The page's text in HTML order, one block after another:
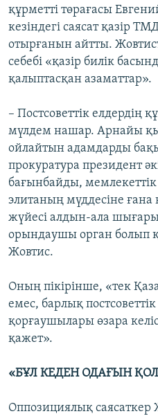
құрметті төрағасы
кезіндегі саясат қазір
отырғанын айтты.
себебі «қазір билік
қалыптасқан азаматтар».
– Постсоветтік елдердің
мүлдем нашар. Арнайы
ойлайтын адамдарды
прокуратура президент
бағынбайды,
элитаның мүддесіне ғана
жүйесі алдын-ала
орындаушы орган болып
Жовтис.
Оның пікірінше, «тек
емес, барлық
қорғаушылары өзара
қажет».
«БҰЛ КЕДЕН ОДАҒЫН
Оппозициялық